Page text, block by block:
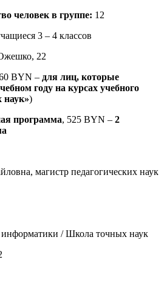
человек в группе: 12
3 – 4 классов
22
BYN – для лиц, которые
году на курсах учебного
)
программа, 525 BYN – 2
магистр педагогических наук
информатики / Школа точных наук